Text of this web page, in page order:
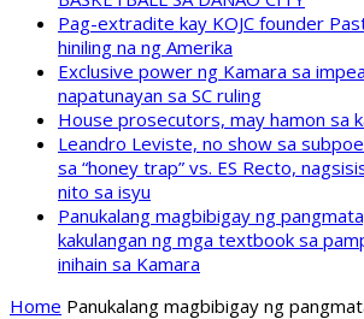
Pag-extradite kay KOJC founder
hiniling na ng Amerika
Exclusive power ng Kamara sa
napatunayan sa SC ruling
House prosecutors, may hamon sa
Leandro Leviste, no show sa
sa “honey trap” vs. ES Recto,
nito sa isyu
Panukalang magbibigay ng
kakulangan ng mga textbook sa
inihain sa Kamara
Home Panukalang magbibigay ng